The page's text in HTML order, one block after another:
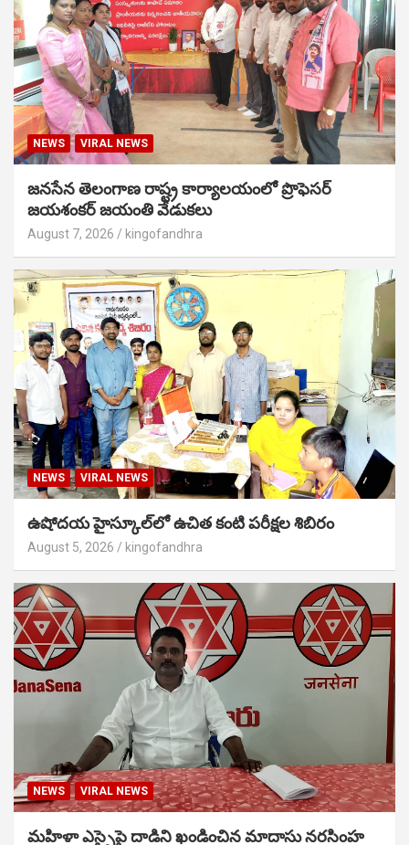
NEWS VIRAL NEWS
జనసేన తెలంగాణ రాష్ట్ర కార్యాలయంలో ప్రొఫెసర్
జయశంకర్ జయంతి వేడుకలు
August 7, 2026 kingofandhra
NEWS VIRAL NEWS
ఉషోదయ హైస్కూల్‌లో ఉచిత కంటి పరీక్షల శిబిరం
August 5, 2026 kingofandhra
NEWS VIRAL NEWS
మహిళా ఎస్సైపై దాడిని ఖండించిన మాదాసు నరసింహ